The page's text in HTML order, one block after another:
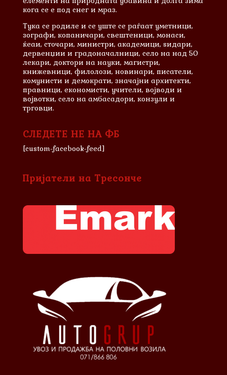
кога се е под снег и мраз.
Тука се родиле и сe уште се раѓаат уметници,
зографи, копаничари, свештеници, монаси,
ќеаи, сточари, министри, академици, ѕидари,
дервенџии и градоначалници, село на над 50
лекари, доктори на науки, магистри,
книжевници, филолози, новинари, писатели,
комунисти и демократи, значајни архитекти,
правници, економисти, учители, војводи и
војвотки, село на амбасадори, конзули и
трговци.
СЛЕДЕТЕ НЕ НА ФБ
[custom-facebook-feed]
Пријатели на Тресонче